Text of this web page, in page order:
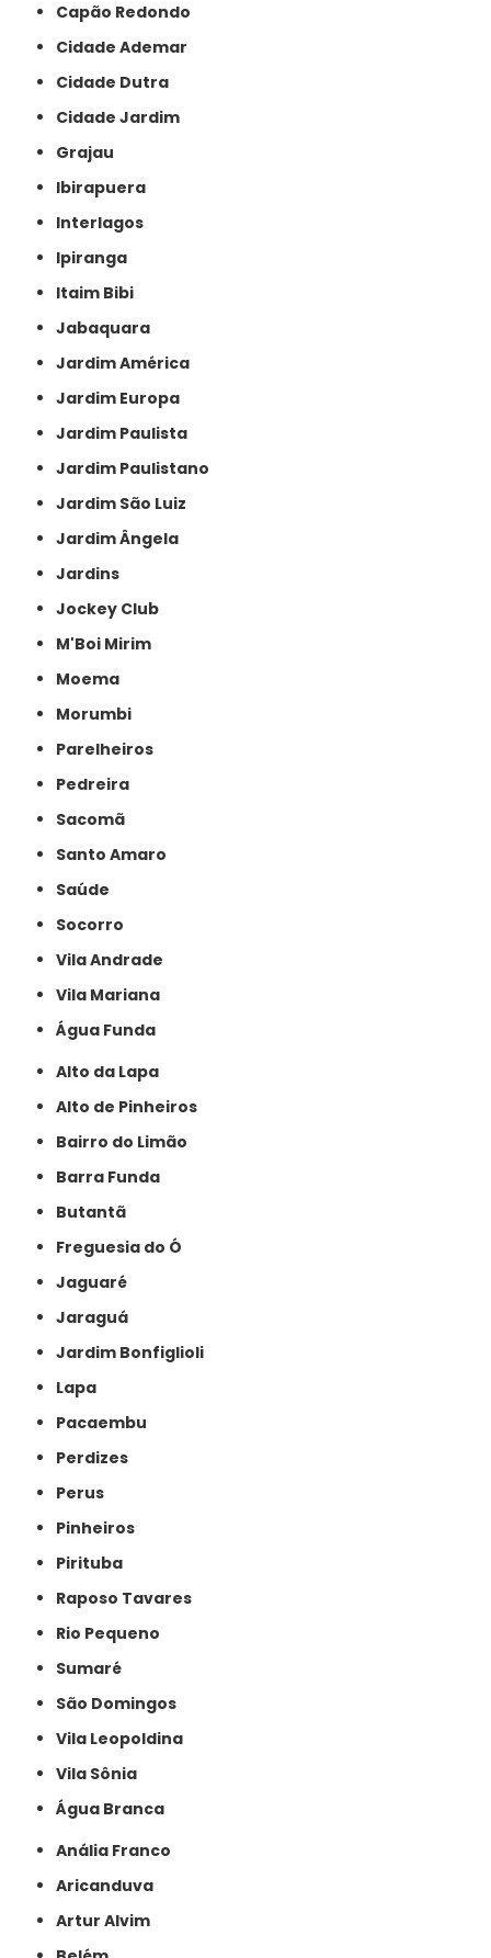
Capão Redondo
Cidade Ademar
Cidade Dutra
Cidade Jardim
Grajau
Ibirapuera
Interlagos
Ipiranga
Itaim Bibi
Jabaquara
Jardim América
Jardim Europa
Jardim Paulista
Jardim Paulistano
Jardim São Luiz
Jardim Ângela
Jardins
Jockey Club
M'Boi Mirim
Moema
Morumbi
Parelheiros
Pedreira
Sacomã
Santo Amaro
Saúde
Socorro
Vila Andrade
Vila Mariana
Água Funda
Alto da Lapa
Alto de Pinheiros
Bairro do Limão
Barra Funda
Butantã
Freguesia do Ó
Jaguaré
Jaraguá
Jardim Bonfiglioli
Lapa
Pacaembu
Perdizes
Perus
Pinheiros
Pirituba
Raposo Tavares
Rio Pequeno
Sumaré
São Domingos
Vila Leopoldina
Vila Sônia
Água Branca
Anália Franco
Aricanduva
Artur Alvim